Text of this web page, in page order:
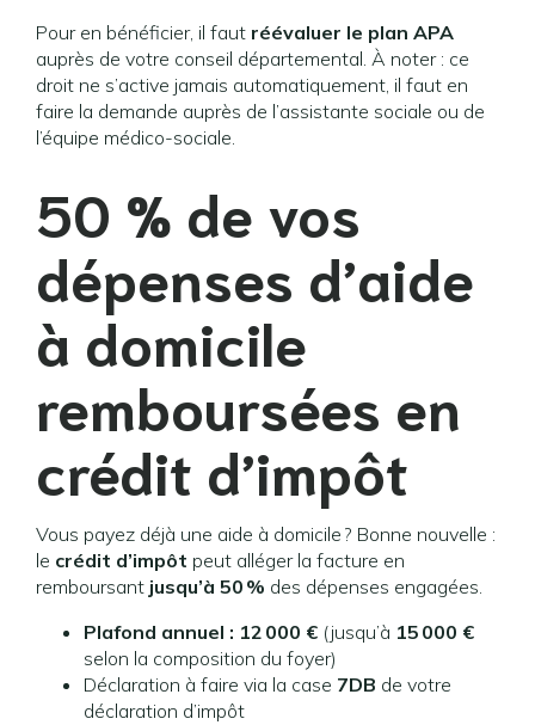
Pour en bénéficier, il faut réévaluer le plan APA
auprès de votre conseil départemental. À noter : ce
droit ne s’active jamais automatiquement, il faut en
faire la demande auprès de l’assistante sociale ou de
l’équipe médico-sociale.
50 % de vos
dépenses d’aide
à domicile
remboursées en
crédit d’impôt
Vous payez déjà une aide à domicile ? Bonne nouvelle :
le crédit d’impôt peut alléger la facture en
remboursant jusqu’à 50 % des dépenses engagées.
Plafond annuel : 12 000 € (jusqu’à 15 000 €
selon la composition du foyer)
Déclaration à faire via la case 7DB de votre
déclaration d’impôt